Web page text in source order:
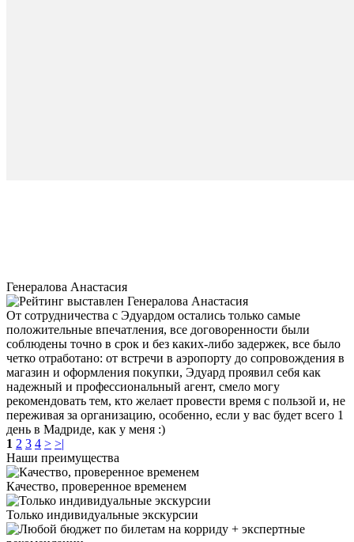
Генералова Анастасия
От сотрудничества с Эдуардом остались только самые
положительные впечатления, все договоренности были
соблюдены точно в срок и без каких-либо задержек, все было
четко отработано: от встречи в аэропорту до сопровождения в
магазин и оформления покупки, Эдуард проявил себя как
надежный и профессиональный агент, смело могу
рекомендовать тем, кто желает провести время с пользой и, не
переживая за организацию, особенно, если у вас будет всего 1
день в Мадриде, как у меня :)
1 2 3 4 > >|
Наши преимущества
Качество, проверенное временем
Только индивидуальные экскурсии